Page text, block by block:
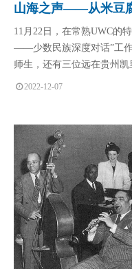
山海之声——从米豆
11月22日，在常熟UWC的
——少数民族深度对话”工
师生，还有三位远在贵州凯
2022-12-07